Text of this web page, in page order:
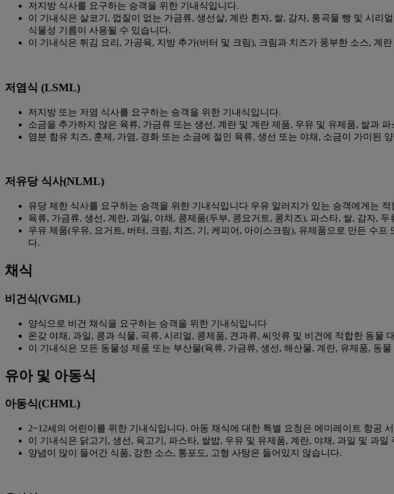
저지방 식사를 요구하는 승객을 위한 기내식입니다.
이 기내식은 살코기, 껍질이 없는 가금류, 생선살, 계란 흰자, 쌀, 감자, 통곡물 빵 및 시
식물성 기름이 사용될 수 있습니다.
이 기내식은 튀김 요리, 가공육, 지방 추가(버터 및 크림), 크림과 치즈가 풍부한 소스, 계
저염식 (LSML)
저지방 또는 저염 식사를 요구하는 승객을 위한 기내식입니다.
소금을 추가하지 않은 육류, 가금류 또는 생선, 계란 및 계란 제품, 우유 및 유제품, 쌀과
염분 함유 치즈, 훈제, 가염, 경화 또는 소금에 절인 육류, 생선 또는 야채, 소금이 가미된
저유당 식사(NLML)
유당 제한 식사를 요구하는 승객을 위한 기내식입니다 우유 알러지가 있는 승객에게는
육류, 가금류, 생선, 계란, 과일, 야채, 콩제품(두부, 콩요거트, 콩치즈), 파스타, 쌀, 감자,
우유 제품(우유, 요거트, 버터, 크림, 치즈, 기, 케피어, 아이스크림), 유제품으로 만든 수
다.
채식
비건식(VGML)
양식으로 비건 채식을 요구하는 승객을 위한 기내식입니다
온갖 야채, 과일, 콩과 식물, 곡류, 시리얼, 콩제품, 견과류, 씨앗류 및 비건에 적합한 동물
이 기내식은 모든 동물성 제품 또는 부산물(육류, 가금류, 생선, 해산물, 계란, 유제품, 동
유아 및 아동식
아동식(CHML)
2~12세의 어린이를 위한 기내식입니다. 아동 채식에 대한 특별 요청은 에미레이트 항공
이 기내식은 닭고기, 생선, 육고기, 파스타, 쌀밥, 우유 및 유제품, 계란, 야채, 과일 및 과
양념이 많이 들어간 식품, 강한 소스, 통포도, 고형 사탕은 들어있지 않습니다.